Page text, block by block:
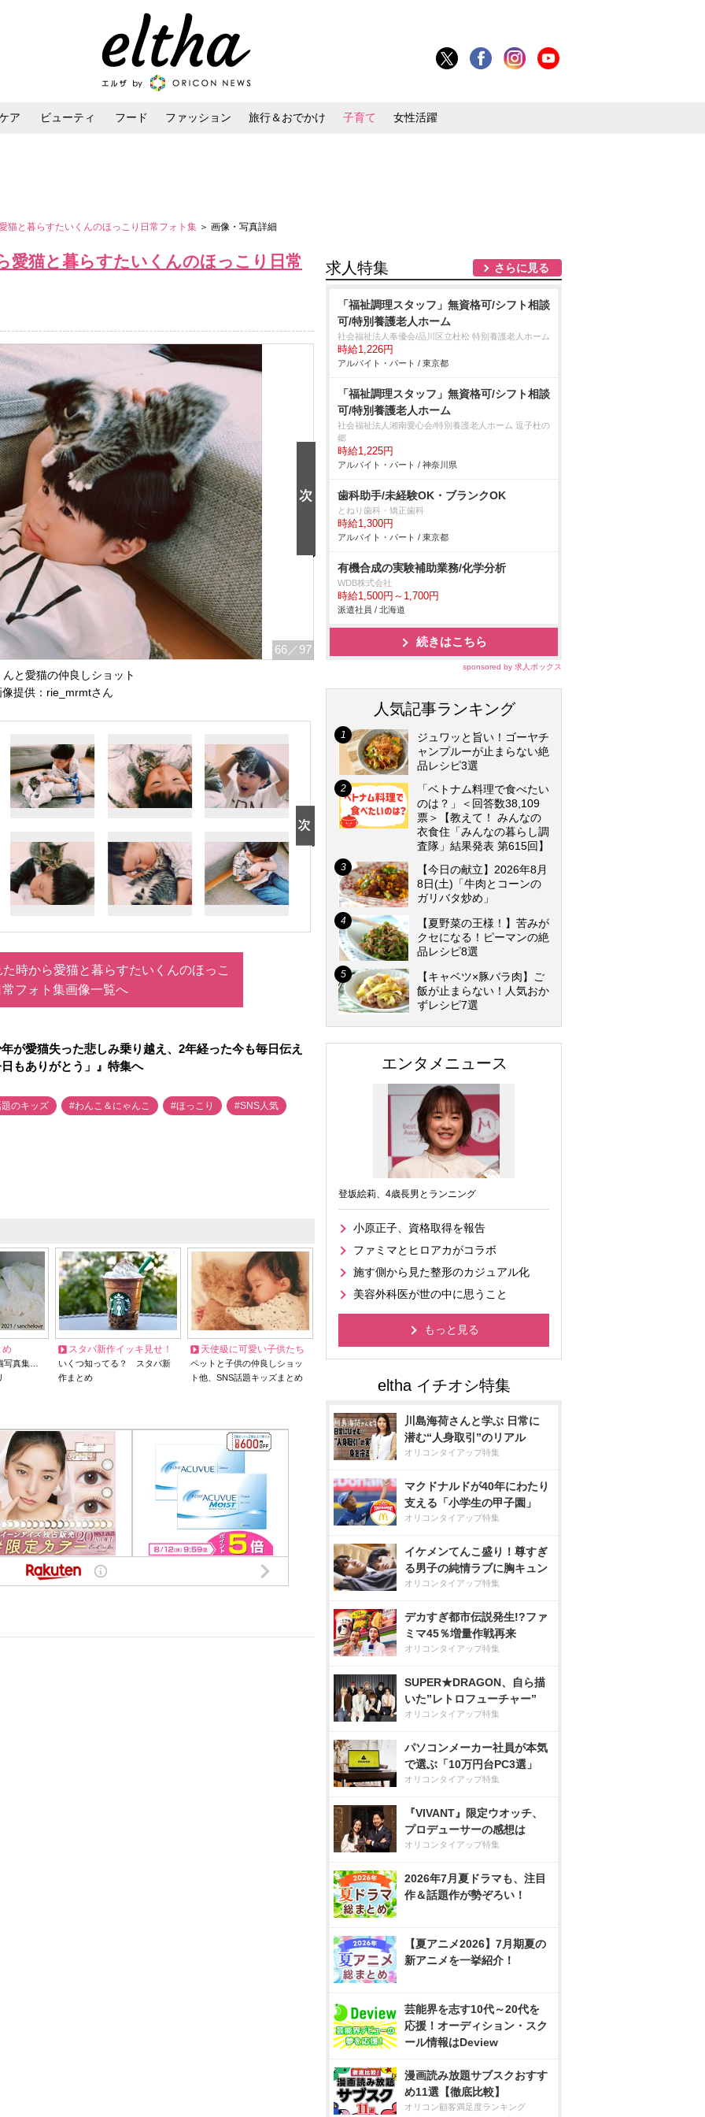
ア ビューティ フード ファッション 旅行＆おでかけ 子育て 女性活躍
猫と暮らすたいくんのほっこり日常フォト集 ＞ 画像・写真詳細
猫と暮らすたいくんのほっこり日常
66 ／97
と愛猫の仲良しショット
像提供：rie_mrmtさん
時から愛猫と暮らすたいくんのほっこ
フォト集画像一覧へ
が愛猫失った悲しみ乗り越え、2年経った今も毎日伝え
もありがとう」』特集へ
のキッズ #わんこ＆にゃんこ #ほっこり #SNS人気
め
写真集…
スタバ新作イッキ見せ！
いくつ知ってる？ スタバ新
作まとめ
天使級に可愛い子供たち
ペットと子供の仲良しショッ
ト他、SNS話題キッズまとめ
求人特集 さらに見る
「福祉調理スタッフ」無資格可/シフト相談
可/特別養護老人ホーム
社会福祉法人奉優会/品川区立杜松 特別養護老人ホーム
時給1,226円
アルバイト・パート / 東京都
「福祉調理スタッフ」無資格可/シフト相談
可/特別養護老人ホーム
社会福祉法人湘南愛心会/特別養護老人ホーム 逗子杜の
郷
時給1,225円
アルバイト・パート / 神奈川県
歯科助手/未経験OK・ブランクOK
とねり歯科・矯正歯科
時給1,300円
アルバイト・パート / 東京都
有機合成の実験補助業務/化学分析
WDB株式会社
時給1,500円～1,700円
派遣社員 / 北海道
続きはこちら
sponsored by 求人ボックス
人気記事ランキング
ジュワッと旨い！ゴーヤチ
ャンプルーが止まらない絶
品レシピ3選
「ベトナム料理で食べたい
のは？」＜回答数38,109
票＞【教えて！ みんなの
衣食住「みんなの暮らし調
査隊」結果発表 第615回】
【今日の献立】2026年8月
8日(土)「牛肉とコーンの
ガリバタ炒め」
【夏野菜の王様！】苦みが
クセになる！ピーマンの絶
品レシピ8選
【キャベツ×豚バラ肉】ご
飯が止まらない！人気おか
ずレシピ7選
エンタメニュース
登坂絵莉、4歳長男とランニング
小原正子、資格取得を報告
ファミマとヒロアカがコラボ
施す側から見た整形のカジュアル化
美容外科医が世の中に思うこと
もっと見る
川島海荷さんと学ぶ 日常に
潜む“人身取引”のリアル
オリコンタイアップ特集
マクドナルドが40年にわたり
支える「小学生の甲子園」
オリコンタイアップ特集
イケメンてんこ盛り！尊すぎ
る男子の純情ラブに胸キュン
オリコンタイアップ特集
デカすぎ都市伝説発生!?ファ
ミマ45％増量作戦再来
オリコンタイアップ特集
SUPER★DRAGON、自ら描
いた”レトロフューチャー”
オリコンタイアップ特集
パソコンメーカー社員が本気
で選ぶ「10万円台PC3選」
オリコンタイアップ特集
『VIVANT』限定ウオッチ、
プロデューサーの感想は
オリコンタイアップ特集
2026年7月夏ドラマも、注目
作＆話題作が勢ぞろい！
【夏アニメ2026】7月期夏の
新アニメを一挙紹介！
芸能界を志す10代～20代を
応援！オーディション・スク
ール情報はDeview
漫画読み放題サブスクおすす
め11選【徹底比較】
オリコン顧客満足度ランキング